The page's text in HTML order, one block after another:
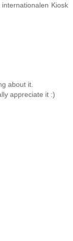
Kiosk
about it.
appreciate it :)